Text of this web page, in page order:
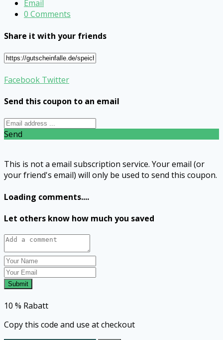
Email
0 Comments
Share it with your friends
Facebook Twitter
Send this coupon to an email
Send
This is not a email subscription service. Your email (or
your friend's email) will only be used to send this coupon.
Loading comments....
Let others know how much you saved
Submit
10 % Rabatt
Copy this code and use at checkout